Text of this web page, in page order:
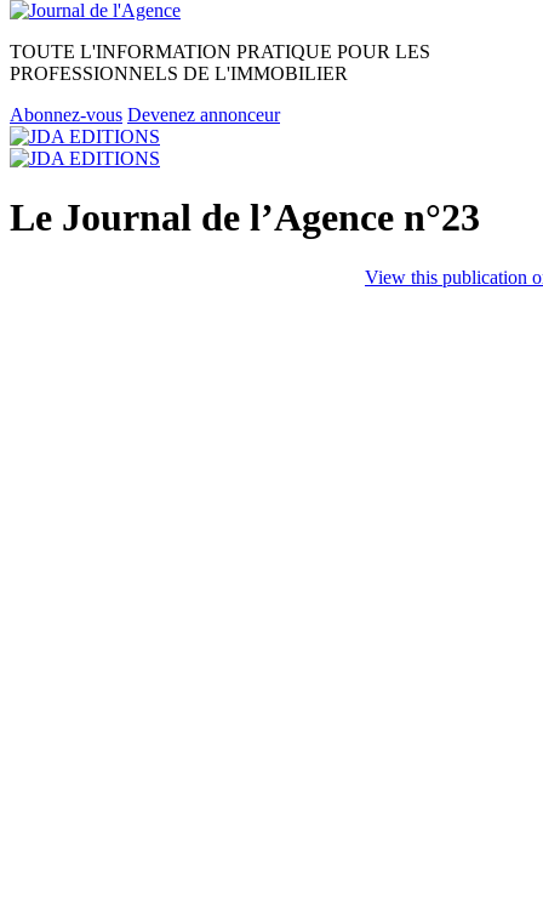
TOUTE L'INFORMATION PRATIQUE POUR LES
PROFESSIONNELS DE L'IMMOBILIER
Abonnez-vous Devenez annonceur
Le Journal de l’Agence n°23
View this publication